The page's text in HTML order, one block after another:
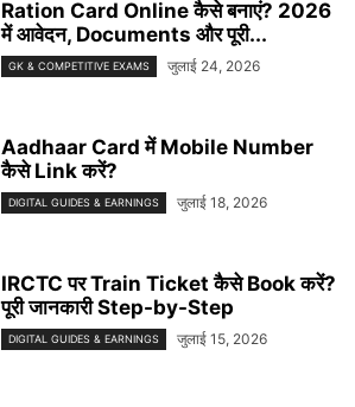
Ration Card Online कैसे बनाएं? 2026
में आवेदन, Documents और पूरी...
GK & COMPETITIVE EXAMS जुलाई 24, 2026
Aadhaar Card में Mobile Number
कैसे Link करें?
DIGITAL GUIDES & EARNINGS जुलाई 18, 2026
IRCTC पर Train Ticket कैसे Book करें?
पूरी जानकारी Step-by-Step
DIGITAL GUIDES & EARNINGS जुलाई 15, 2026